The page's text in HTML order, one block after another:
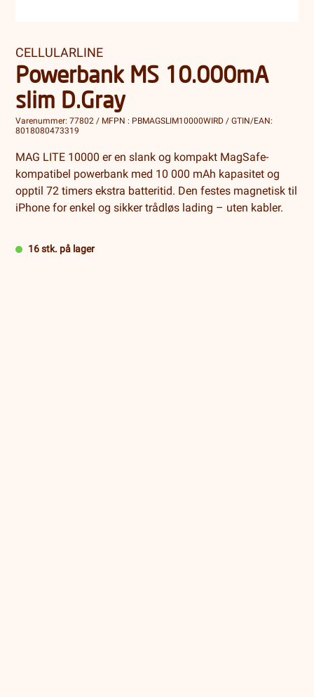
CELLULARLINE
Powerbank MS 10.000mA
slim D.Gray
Varenummer: 77802 / MFPN : PBMAGSLIM10000WIRD / GTIN/EAN:
8018080473319
MAG LITE 10000 er en slank og kompakt MagSafe-
kompatibel powerbank med 10 000 mAh kapasitet og
opptil 72 timers ekstra batteritid. Den festes magnetisk til
iPhone for enkel og sikker trådløs lading – uten kabler.
16 stk. på lager